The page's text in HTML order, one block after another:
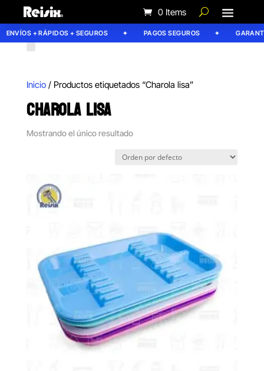
0 Items
ENVÍOS + RÁPIDOS + SEGUROS PAGOS SEGUROS
Inicio/ Productos etiquetados “Charola lisa”
CHAROLA LISA
Mostrando el único resultado